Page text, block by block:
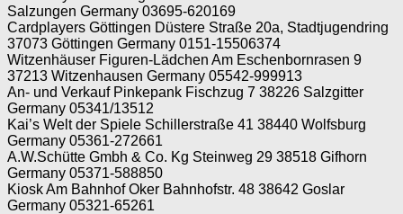
Salzungen Germany 03695-620169
Cardplayers Göttingen Düstere Straße 20a, Stadtjugendring
37073 Göttingen Germany 0151-15506374
Witzenhäuser Figuren-Lädchen Am Eschenbornrasen 9
37213 Witzenhausen Germany 05542-999913
An- und Verkauf Pinkepank Fischzug 7 38226 Salzgitter
Germany 05341/13512
Kai’s Welt der Spiele Schillerstraße 41 38440 Wolfsburg
Germany 05361-272661
A.W.Schütte Gmbh & Co. Kg Steinweg 29 38518 Gifhorn
Germany 05371-588850
Kiosk Am Bahnhof Oker Bahnhofstr. 48 38642 Goslar
Germany 05321-65261